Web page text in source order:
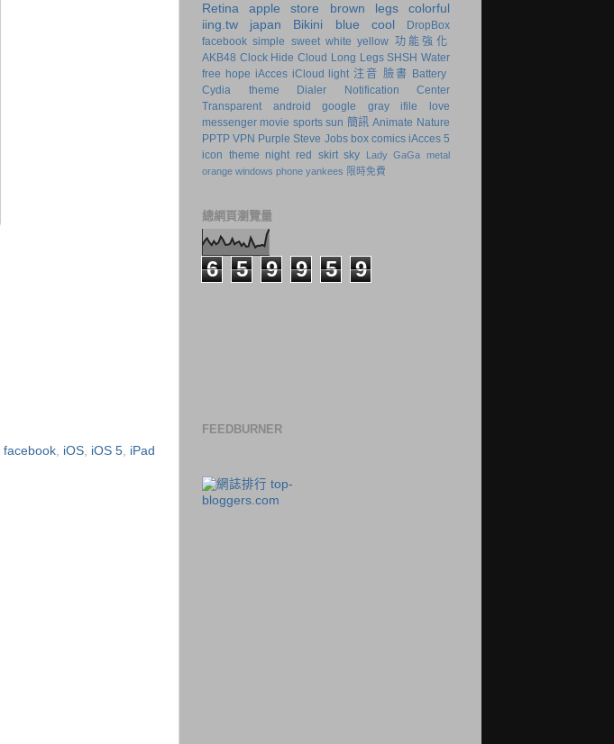
facebook, iOS, iOS 5, iPad
Retina
apple store brown legs
colorful
iing.tw
japan Bikini blue cool
DropBox
facebook simple sweet white yellow 功能強化
AKB48 Clock Hide Cloud Long Legs SHSH Water
free hope iAcces iCloud light 注音 臉書 Battery
Cydia theme
Dialer
Notification Center
Transparent
android google gray ifile
love
messenger movie sports sun 簡訊 Animate Nature
PPTP VPN Purple Steve Jobs box comics iAcces 5
icon theme night red skirt sky Lady GaGa metal
orange windows phone yankees 限時免費
總網頁瀏覽量
6 5 9 9 5 9
FEEDBURNER